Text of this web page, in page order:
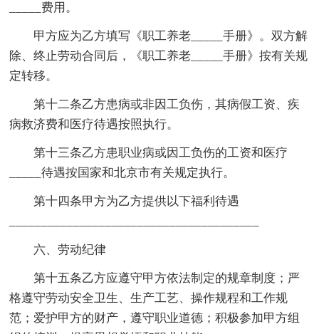
_____费用。
甲方应为乙方填写《职工养老_____手册》。双方解
除、终止劳动合同后，《职工养老_____手册》按有关规
定转移。
第十二条乙方患病或非因工负伤，其病假工资、疾
病救济费和医疗待遇按照执行。
第十三条乙方患职业病或因工负伤的工资和医疗
_____待遇按国家和北京市有关规定执行。
第十四条甲方为乙方提供以下福利待遇
六、劳动纪律
第十五条乙方应遵守甲方依法制定的规章制度；严
格遵守劳动安全卫生、生产工艺、操作规程和工作规
范；爱护甲方的财产，遵守职业道德；积极参加甲方组